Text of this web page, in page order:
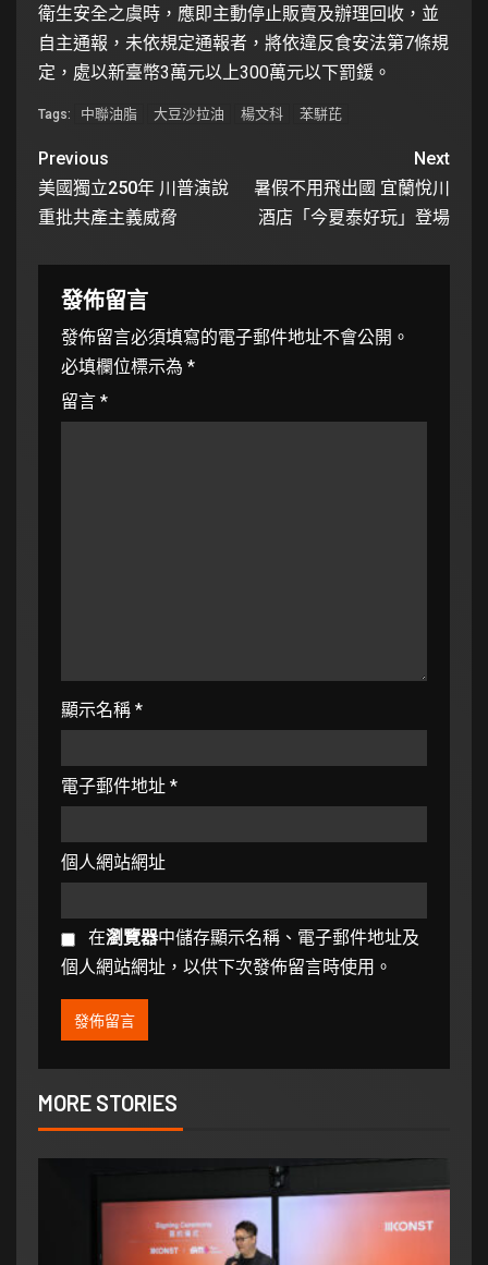
衛生安全之虞時，應即主動停止販賣及辦理回收，並
自主通報，未依規定通報者，將依違反食安法第7條規
定，處以新臺幣3萬元以上300萬元以下罰鍰。
Tags: 中聯油脂 大豆沙拉油 楊文科 苯駢芘
Previous
美國獨立250年 川普演說
重批共產主義威脅
Next
暑假不用飛出國 宜蘭悅川
酒店「今夏泰好玩」登場
發佈留言
發佈留言必須填寫的電子郵件地址不會公開。
必填欄位標示為 *
留言 *
顯示名稱 *
電子郵件地址 *
個人網站網址
在瀏覽器中儲存顯示名稱、電子郵件地址及
個人網站網址，以供下次發佈留言時使用。
MORE STORIES